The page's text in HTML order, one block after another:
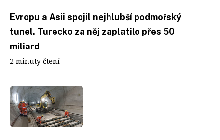
Evropu a Asii spojil nejhlubší podmořský
tunel. Turecko za něj zaplatilo přes 50
miliard
2 minuty čtení